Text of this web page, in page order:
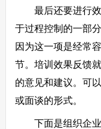
最后还要进行效
于过程控制的一部
因为这一项是经常
节。培训效果反馈
的意见和建议。可
或面谈的形式。
下面是组织企业